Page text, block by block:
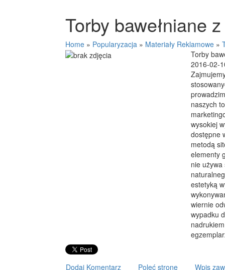
Torby bawełniane
Home » Popularyzacja » Materiały Reklamowe »
Torby
2016-02-
naszych
wysokiej
dostępne
metodą
elementy
nie
estetyką
wiernie
wypadku
Dodaj Komentarz Poleć stronę Wpis